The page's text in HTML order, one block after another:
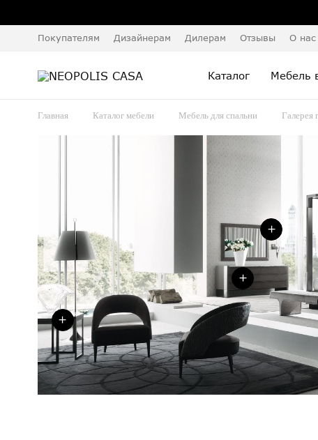
Покупателям Дизайнерам Дилерам Отзывы О нас
Каталог Мебель
Главная Каталог мебели Мебель для спальни Галерея
+
+
+